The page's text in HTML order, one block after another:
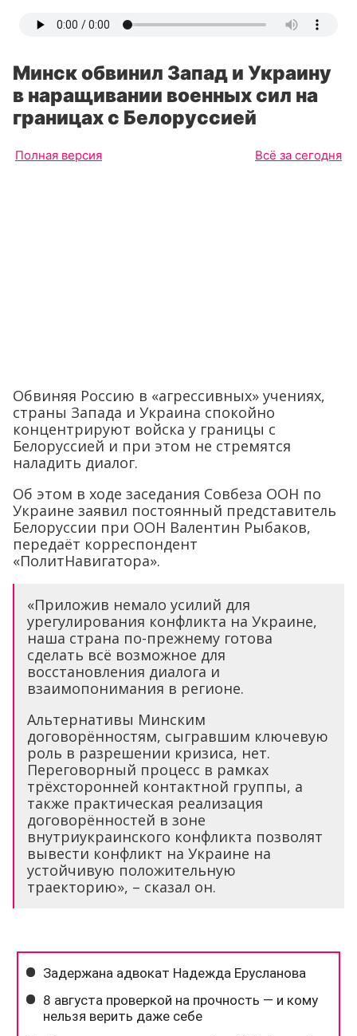
Минск обвинил Запад и Украину
в наращивании военных сил на
границах с Белоруссией
Полная версия Всё за сегодня
Обвиняя Россию в «агрессивных» учениях,
страны Запада и Украина спокойно
концентрируют войска у границы с
Белоруссией и при этом не стремятся
наладить диалог.
Об этом в ходе заседания Совбеза ООН по
Украине заявил постоянный представитель
Белоруссии при ООН Валентин Рыбаков,
передаёт корреспондент
«ПолитНавигатора».
«Приложив немало усилий для
урегулирования конфликта на Украине,
наша страна по-прежнему готова
сделать всё возможное для
восстановления диалога и
взаимопонимания в регионе.
Альтернативы Минским
договорённостям, сыгравшим ключевую
роль в разрешении кризиса, нет.
Переговорный процесс в рамках
трёхсторонней контактной группы, а
также практическая реализация
договорённостей в зоне
внутриукраинского конфликта позволят
вывести конфликт на Украине на
устойчивую положительную
траекторию», – сказал он.